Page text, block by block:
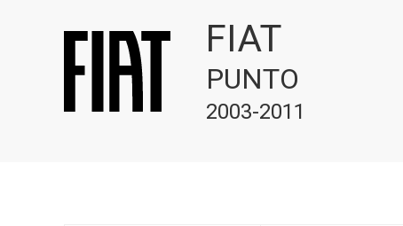
FIAT
PUNTO
2003-2011